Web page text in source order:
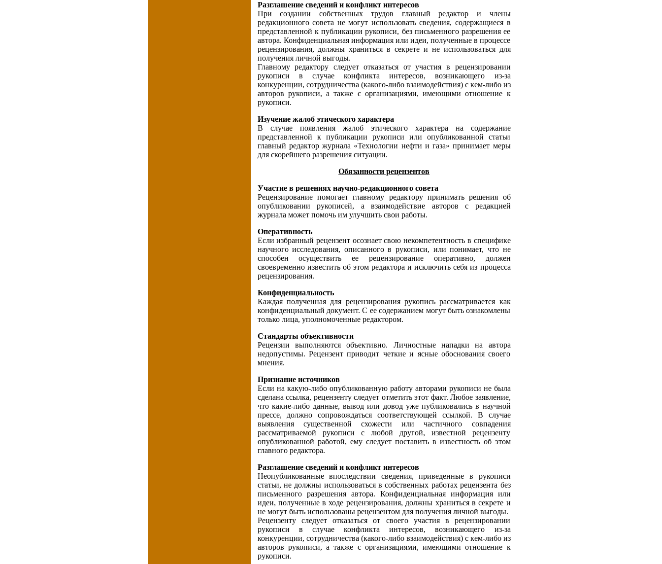
Разглашение сведений и конфликт интересов
При создании собственных трудов главный редактор и члены
редакционного совета не могут использовать сведения, содержащиеся в
представленной к публикации рукописи, без письменного разрешения ее
автора. Конфиденциальная информация или идеи, полученные в процессе
рецензирования, должны храниться в секрете и не использоваться для
получения личной выгоды.
Главному редактору следует отказаться от участия в рецензировании
рукописи в случае конфликта интересов, возникающего из-за
конкуренции, сотрудничества (какого-либо взаимодействия) с кем-либо из
авторов рукописи, а также с организациями, имеющими отношение к
рукописи.
Изучение жалоб этического характера
В случае появления жалоб этического характера на содержание
представленной к публикации рукописи или опубликованной статьи
главный редактор журнала «Технологии нефти и газа» принимает меры
для скорейшего разрешения ситуации.
Обязанности рецензентов
Участие в решениях научно-редакционного совета
Рецензирование помогает главному редактору принимать решения об
опубликовании рукописей, а взаимодействие авторов с редакцией
журнала может помочь им улучшить свои работы.
Оперативность
Если избранный рецензент осознает свою некомпетентность в специфике
научного исследования, описанного в рукописи, или понимает, что не
способен осуществить ее рецензирование оперативно, должен
своевременно известить об этом редактора и исключить себя из процесса
рецензирования.
Конфиденциальность
Каждая полученная для рецензирования рукопись рассматривается как
конфиденциальный документ. С ее содержанием могут быть ознакомлены
только лица, уполномоченные редактором.
Стандарты объективности
Рецензии выполняются объективно. Личностные нападки на автора
недопустимы. Рецензент приводит четкие и ясные обоснования своего
мнения.
Признание источников
Если на какую-либо опубликованную работу авторами рукописи не была
сделана ссылка, рецензенту следует отметить этот факт. Любое заявление,
что какие-либо данные, вывод или довод уже публиковались в научной
прессе, должно сопровождаться соответствующей ссылкой. В случае
выявления существенной схожести или частичного совпадения
рассматриваемой рукописи с любой другой, известной рецензенту
опубликованной работой, ему следует поставить в известность об этом
главного редактора.
Разглашение сведений и конфликт интересов
Неопубликованные впоследствии сведения, приведенные в рукописи
статьи, не должны использоваться в собственных работах рецензента без
письменного разрешения автора. Конфиденциальная информация или
идеи, полученные в ходе рецензирования, должны храниться в секрете и
не могут быть использованы рецензентом для получения личной выгоды.
Рецензенту следует отказаться от своего участия в рецензировании
рукописи в случае конфликта интересов, возникающего из-за
конкуренции, сотрудничества (какого-либо взаимодействия) с кем-либо из
авторов рукописи, а также с организациями, имеющими отношение к
рукописи.